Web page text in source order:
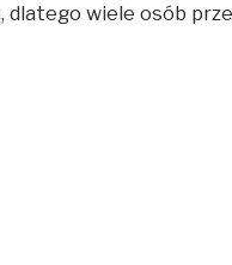
dlatego wiele osób